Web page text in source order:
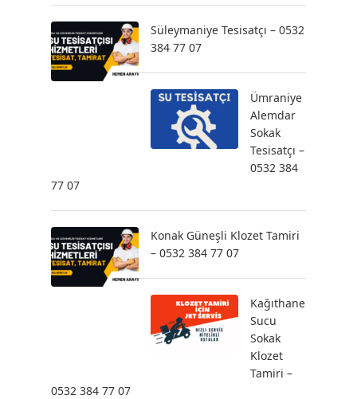
Süleymaniye Tesisatçı – 0532
384 77 07
Ümraniye
Alemdar
Sokak
Tesisatçı –
0532 384
77 07
Konak Güneşli Klozet Tamiri
– 0532 384 77 07
Kağıthane
Sucu
Sokak
Klozet
Tamiri –
0532 384 77 07